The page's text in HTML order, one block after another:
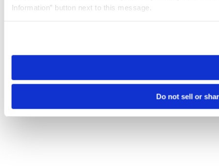
Information” button next to this message.
need to be set again.
Do not sell or